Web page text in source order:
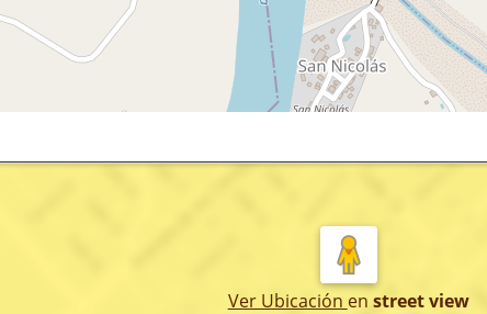
Ver Ubicación en street view